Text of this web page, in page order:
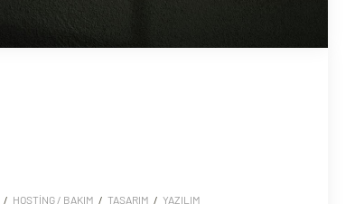
/ HOSTING / BAKIM / TASARIM / YAZILIM